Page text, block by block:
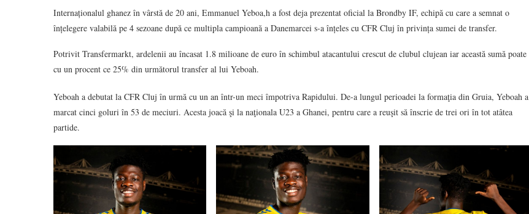
Internaționalul ghanez în vârstă de 20 ani, Emmanuel Yeboa,h a fost deja prezentat oficial la Brondby IF, echipă cu care a semnat o
înțelegere valabilă pe 4 sezoane după ce multipla campioană a Danemarcei s-a înțeles cu CFR Cluj în privința sumei de transfer.
Potrivit Transfermarkt, ardelenii au încasat 1.8 milioane de euro în schimbul atacantului crescut de clubul clujean iar această sumă poate
cu un procent ce 25% din următorul transfer al lui Yeboah.
Yeboah a debutat la CFR Cluj în urmă cu un an într-un meci împotriva Rapidului. De-a lungul perioadei la formaţia din Gruia, Yeboah a
marcat cinci goluri în 53 de meciuri. Acesta joacă şi la naţionala U23 a Ghanei, pentru care a reuşit să înscrie de trei ori în tot atâtea
partide.